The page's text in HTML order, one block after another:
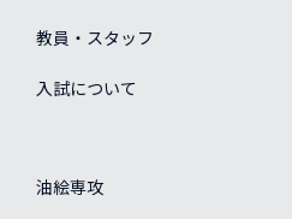
教員・スタッフ
入試について
油絵専攻